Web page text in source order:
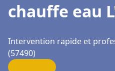
chauffe eau
Intervention rapide et
(57490)